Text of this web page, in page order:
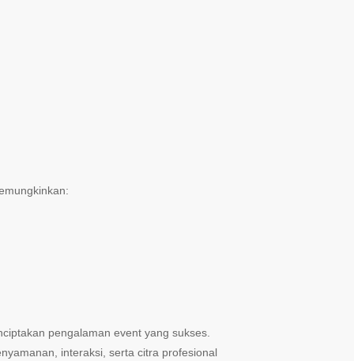
pengalaman event yang sukses.
interaksi, serta citra profesional